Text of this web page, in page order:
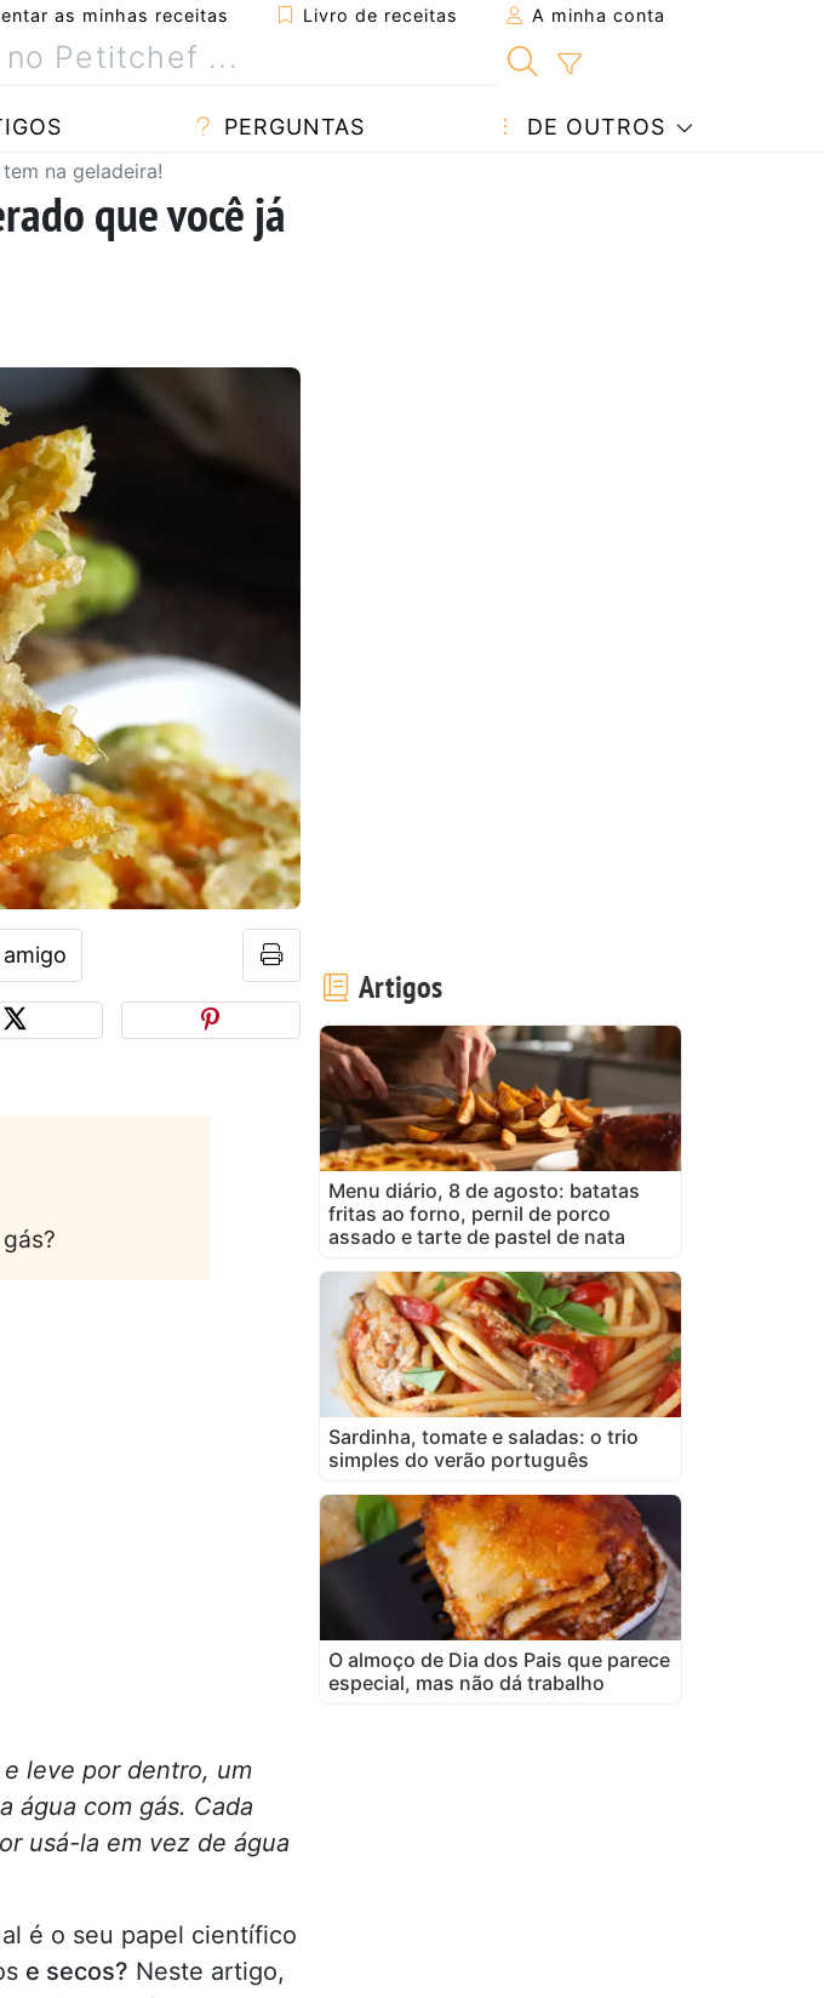
as minhas receitas Livro de receitas A minha conta
PERGUNTAS DE OUTROS
na geladeira!
que você já
leve por dentro, um
água com gás. Cada
usá-la em vez de água
é o seu papel científico
e secos? Neste artigo,
Artigos
Menu diário, 8 de agosto: batatas
fritas ao forno, pernil de porco
assado e tarte de pastel de nata
Sardinha, tomate e saladas: o trio
simples do verão português
O almoço de Dia dos Pais que parece
especial, mas não dá trabalho